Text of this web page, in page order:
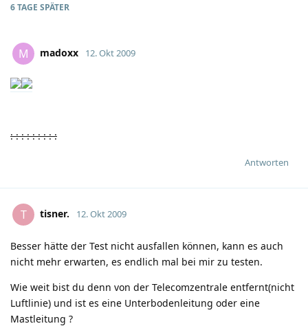
6 TAGE SPÄTER
M madoxx 12. Okt 2009
: : : : : : : : :
Antworten
T tisner. 12. Okt 2009
Besser hätte der Test nicht ausfallen können, kann es auch
nicht mehr erwarten, es endlich mal bei mir zu testen.
Wie weit bist du denn von der Telecomzentrale entfernt(nicht
Luftlinie) und ist es eine Unterbodenleitung oder eine
Mastleitung ?